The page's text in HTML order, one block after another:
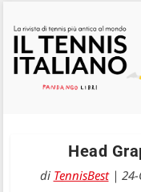
Head
di TennisBest| 24-